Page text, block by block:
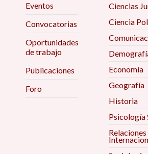
Eventos
Convocatorias
Oportunidades
de trabajo
Publicaciones
Foro
Ciencias
Ciencia
Economía
Geografía
Historia
Psicología
Relaciones